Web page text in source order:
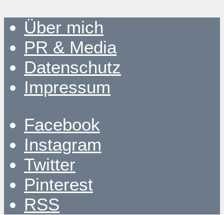
Über mich
PR & Media
Datenschutz
Impressum
Facebook
Instagram
Twitter
Pinterest
RSS